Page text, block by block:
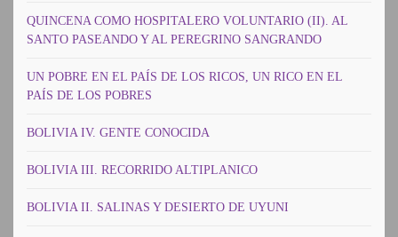
QUINCENA COMO HOSPITALERO VOLUNTARIO (II). AL
SANTO PASEANDO Y AL PEREGRINO SANGRANDO
UN POBRE EN EL PAÍS DE LOS RICOS, UN RICO EN EL
PAÍS DE LOS POBRES
BOLIVIA IV. GENTE CONOCIDA
BOLIVIA III. RECORRIDO ALTIPLANICO
BOLIVIA II. SALINAS Y DESIERTO DE UYUNI